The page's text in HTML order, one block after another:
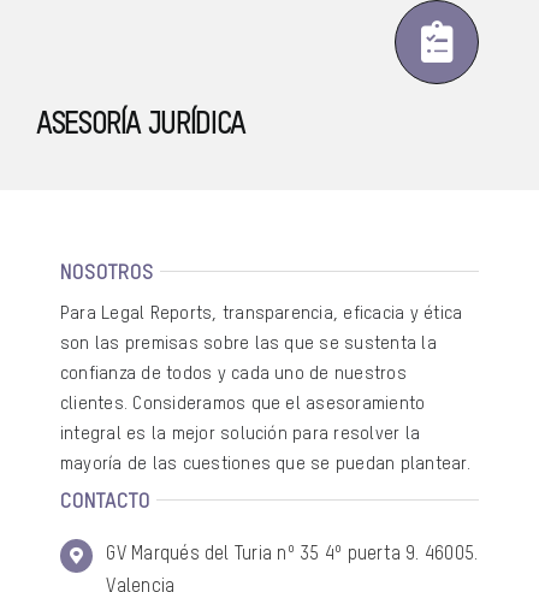
ASESORÍA JURÍDICA
NOSOTROS
Para Legal Reports, transparencia, eficacia y ética
son las premisas sobre las que se sustenta la
confianza de todos y cada uno de nuestros
clientes. Consideramos que el asesoramiento
integral es la mejor solución para resolver la
mayoría de las cuestiones que se puedan plantear.
CONTACTO
GV Marqués del Turia nº 35 4º puerta 9. 46005.
Valencia